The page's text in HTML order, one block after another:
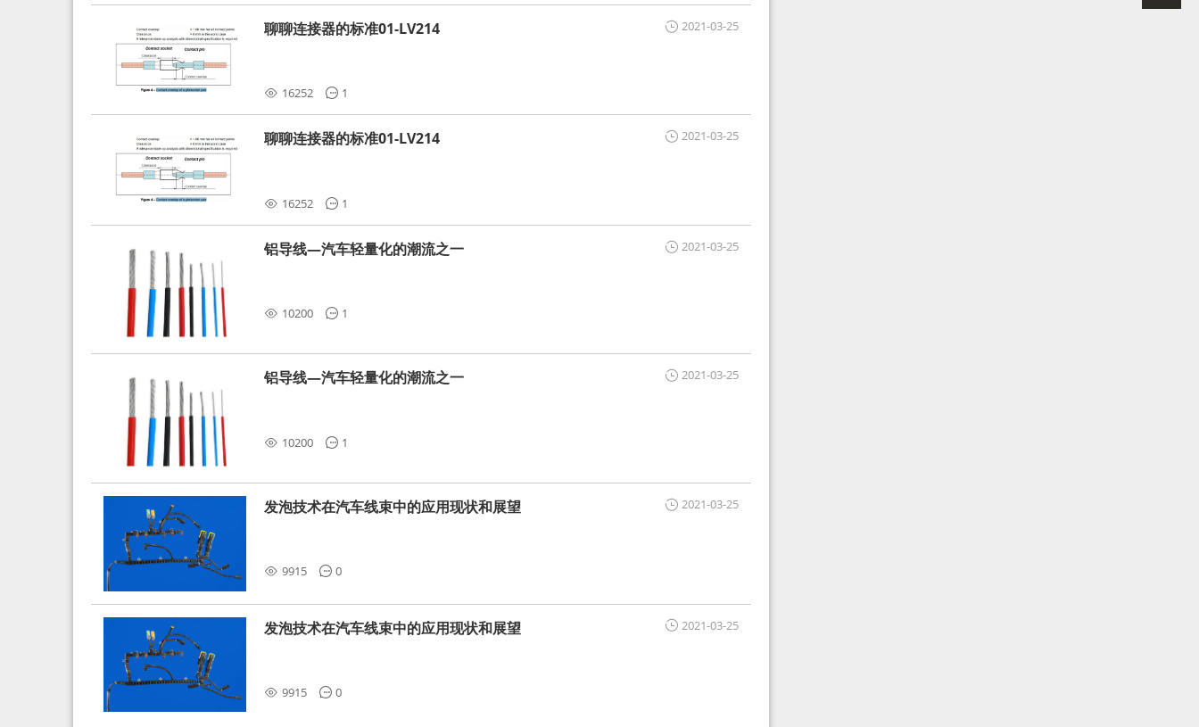
2021-03-25
聊聊连接器的标准01-LV214
16252 1
2021-03-25
聊聊连接器的标准01-LV214
16252 1
2021-03-25
铝导线—汽车轻量化的潮流之一
10200 1
2021-03-25
铝导线—汽车轻量化的潮流之一
10200 1
2021-03-25
发泡技术在汽车线束中的应用现状和展望
9915 0
2021-03-25
发泡技术在汽车线束中的应用现状和展望
9915 0